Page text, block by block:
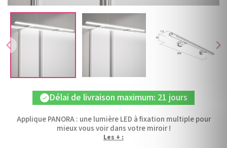
chevron_left chevron_right
check Délai de livraison maximum: 21 jours
Applique PANORA : une lumière LED à fixation multiple pour
mieux vous voir dans votre miroir !
Les + :